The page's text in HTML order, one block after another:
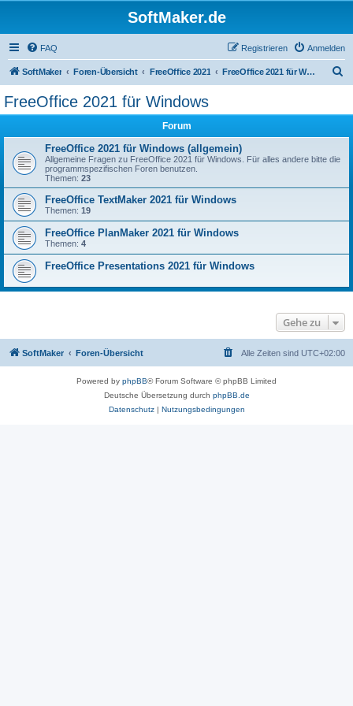
SoftMaker.de
FAQ Anmelden
Registrieren
SoftMaker Foren-Übersicht FreeOffice 2021 FreeOffice 2021 für Windows
FreeOffice 2021 für Windows
Forum
FreeOffice 2021 für Windows (allgemein)
Allgemeine Fragen zu FreeOffice 2021 für Windows. Für alles andere bitte die
programmspezifischen Foren benutzen.
Themen: 23
FreeOffice TextMaker 2021 für Windows
Themen: 19
FreeOffice PlanMaker 2021 für Windows
Themen: 4
FreeOffice Presentations 2021 für Windows
Gehe zu
SoftMaker Foren-Übersicht Alle Zeiten sind UTC+02:00
Powered by phpBB® Forum Software © phpBB Limited
Deutsche Übersetzung durch phpBB.de
Datenschutz| Nutzungsbedingungen